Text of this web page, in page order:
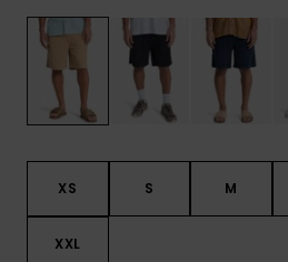
XS S M
XXL